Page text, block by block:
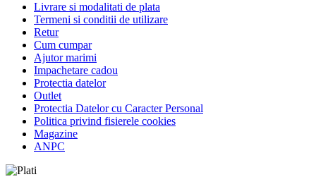
Livrare si modalitati de plata
Termeni si conditii de utilizare
Retur
Cum cumpar
Ajutor marimi
Impachetare cadou
Protectia datelor
Outlet
Protectia Datelor cu Caracter Personal
Politica privind fisierele cookies
Magazine
ANPC